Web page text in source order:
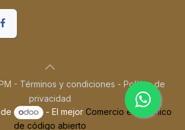
- Términos y condiciones - Política de
privacidad
de
- El mejor Comercio electrónico
de código abierto